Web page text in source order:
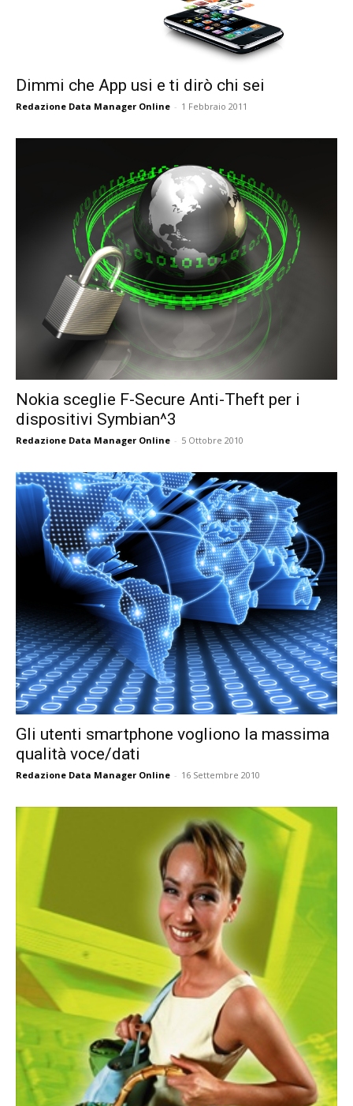
Dimmi che App usi e ti dirò chi sei
Redazione Data Manager Online - 1 Febbraio 2011
Nokia sceglie F-Secure Anti-Theft per i
dispositivi Symbian^3
Redazione Data Manager Online - 5 Ottobre 2010
Gli utenti smartphone vogliono la massima
qualità voce/dati
Redazione Data Manager Online - 16 Settembre 2010